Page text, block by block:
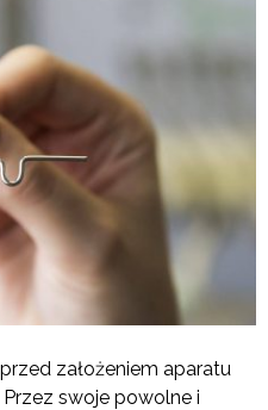
założeniem aparatu
swoje powolne i